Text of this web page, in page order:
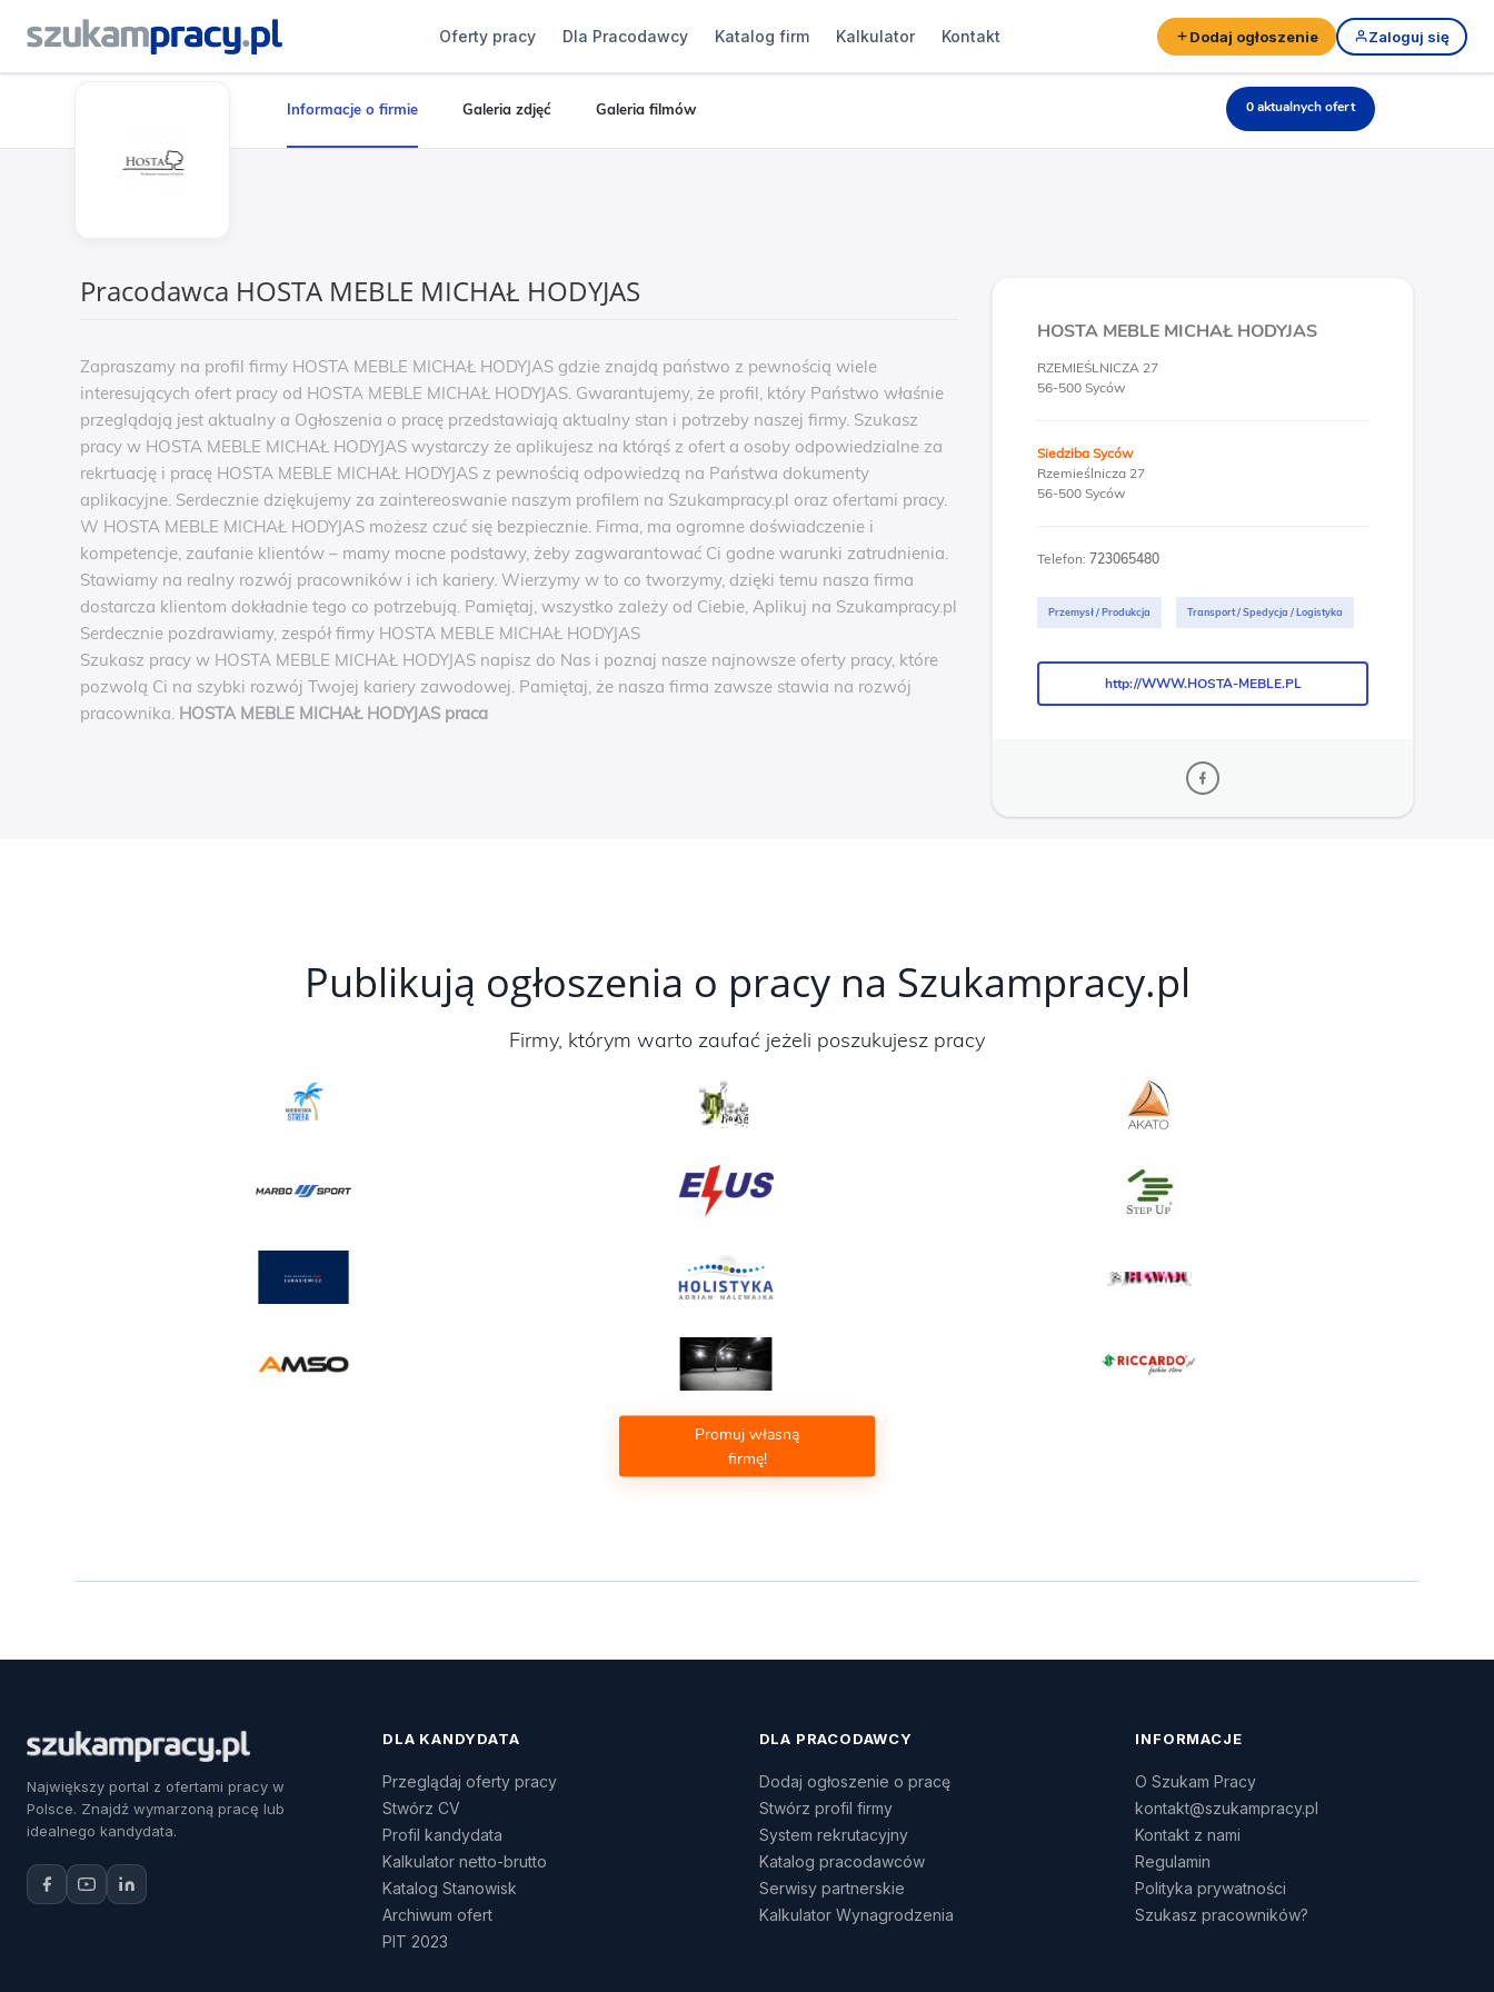
Oferty pracy Dla Pracodawcy Katalog firm Kalkulator Kontakt Dodaj ogłoszenie Zaloguj się
Informacje o firmie Galeria zdjęć Galeria filmów 0 aktualnych ofert
Pracodawca HOSTA MEBLE MICHAŁ HODYJAS
Zapraszamy na profil firmy HOSTA MEBLE MICHAŁ HODYJAS gdzie znajdą państwo z pewnością wiele
interesujących ofert pracy od HOSTA MEBLE MICHAŁ HODYJAS. Gwarantujemy, że profil, który Państwo właśnie
przeglądają jest aktualny a Ogłoszenia o pracę przedstawiają aktualny stan i potrzeby naszej firmy. Szukasz
pracy w HOSTA MEBLE MICHAŁ HODYJAS wystarczy że aplikujesz na którąś z ofert a osoby odpowiedzialne za
rekrtuację i pracę HOSTA MEBLE MICHAŁ HODYJAS z pewnością odpowiedzą na Państwa dokumenty
aplikacyjne. Serdecznie dziękujemy za zaintereoswanie naszym profilem na Szukampracy.pl oraz ofertami pracy.
W HOSTA MEBLE MICHAŁ HODYJAS możesz czuć się bezpiecznie. Firma, ma ogromne doświadczenie i
kompetencje, zaufanie klientów – mamy mocne podstawy, żeby zagwarantować Ci godne warunki zatrudnienia.
Stawiamy na realny rozwój pracowników i ich kariery. Wierzymy w to co tworzymy, dzięki temu nasza firma
dostarcza klientom dokładnie tego co potrzebują. Pamiętaj, wszystko zależy od Ciebie, Aplikuj na Szukampracy.pl
Serdecznie pozdrawiamy, zespół firmy HOSTA MEBLE MICHAŁ HODYJAS
Szukasz pracy w HOSTA MEBLE MICHAŁ HODYJAS napisz do Nas i poznaj nasze najnowsze oferty pracy, które
pozwolą Ci na szybki rozwój Twojej kariery zawodowej. Pamiętaj, że nasza firma zawsze stawia na rozwój
pracownika. HOSTA MEBLE MICHAŁ HODYJAS praca
HOSTA MEBLE MICHAŁ HODYJAS
RZEMIEŚLNICZA 27
56-500 Syców
Siedziba Syców
Rzemieślnicza 27
56-500 Syców
Telefon: 723065480
Przemysł / Produkcja Transport / Spedycja / Logistyka
http://WWW.HOSTA-MEBLE.PL
http://WWW.HOSTA-MEBLE.PL
Publikują ogłoszenia o pracy na Szukampracy.pl
Firmy, którym warto zaufać jeżeli poszukujesz pracy
Promuj własną
firmę!
Największy portal z ofertami pracy w
Polsce. Znajdź wymarzoną pracę lub
idealnego kandydata.
DLA KANDYDATA
Przeglądaj oferty pracy
Stwórz CV
Profil kandydata
Kalkulator netto-brutto
Katalog Stanowisk
Archiwum ofert
PIT 2023
DLA PRACODAWCY
Dodaj ogłoszenie o pracę
Stwórz profil firmy
System rekrutacyjny
Katalog pracodawców
Serwisy partnerskie
Kalkulator Wynagrodzenia
INFORMACJE
O Szukam Pracy
kontakt@szukampracy.pl
Kontakt z nami
Regulamin
Polityka prywatności
Szukasz pracowników?